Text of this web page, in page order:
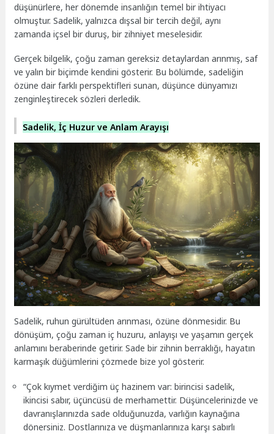
düşünürlere, her dönemde insanlığın temel bir ihtiyacı
olmuştur. Sadelik, yalnızca dışsal bir tercih değil, aynı
zamanda içsel bir duruş, bir zihniyet meselesidir.
Gerçek bilgelik, çoğu zaman gereksiz detaylardan arınmış, saf
ve yalın bir biçimde kendini gösterir. Bu bölümde, sadeliğin
özüne dair farklı perspektifleri sunan, düşünce dünyamızı
zenginleştirecek sözleri derledik.
Sadelik, İç Huzur ve Anlam Arayışı
Sadelik, ruhun gürültüden arınması, özüne dönmesidir. Bu
dönüşüm, çoğu zaman iç huzuru, anlayışı ve yaşamın gerçek
anlamını beraberinde getirir. Sade bir zihnin berraklığı, hayatın
karmaşık düğümlerini çözmede bize yol gösterir.
“Çok kıymet verdiğim üç hazinem var: birincisi sadelik,
ikincisi sabır, üçüncüsü de merhamettir. Düşüncelerinizde ve
davranışlarınızda sade olduğunuzda, varlığın kaynağına
dönersiniz. Dostlarınıza ve düşmanlarınıza karşı sabırlı